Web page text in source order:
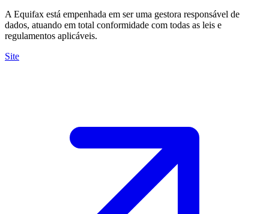
A Equifax está empenhada em ser uma gestora responsável de
dados, atuando em total conformidade com todas as leis e
regulamentos aplicáveis.
Site